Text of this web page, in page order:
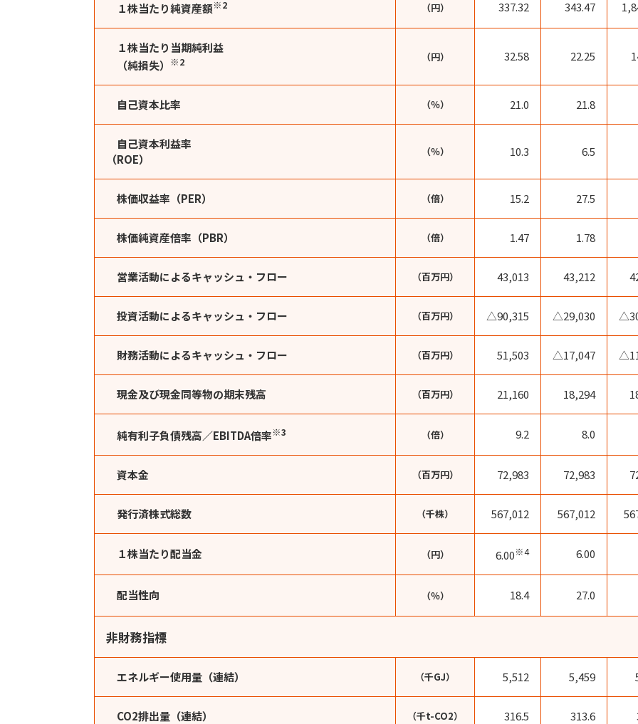
１株当たり純資産額※2 （円） 337.32 343.47
１株当たり当期純利益
（純損失） ※2 （円） 32.58 22.25
自己資本比率 （％） 21.0 21.8
自己資本利益率
（ROE）
（％） 10.3 6.5
株価収益率（PER） （倍） 15.2 27.5
株価純資産倍率（PBR） （倍） 1.47 1.78
営業活動によるキャッシュ・フロー （百万円） 43,013 43,212
投資活動によるキャッシュ・フロー （百万円） △90,315 △29,030
財務活動によるキャッシュ・フロー （百万円） 51,503 △17,047
現金及び現金同等物の期末残高 （百万円） 21,160 18,294
純有利子負債残高／EBITDA倍率※3 （倍） 9.2 8.0
資本金 （百万円） 72,983 72,983
発行済株式総数 （千株） 567,012 567,012
１株当たり配当金 （円） 6.00※4 6.00
配当性向 （％） 18.4 27.0
非財務指標
エネルギー使用量（連結） （千GJ） 5,512 5,459
CO2排出量（連結） （千t-CO2） 316.5 313.6